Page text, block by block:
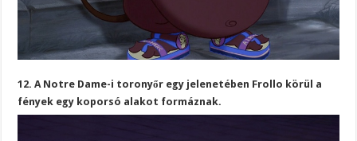
12. A Notre Dame-i toronyőr egy jelenetében Frollo körül a
fények egy koporsó alakot formáznak.